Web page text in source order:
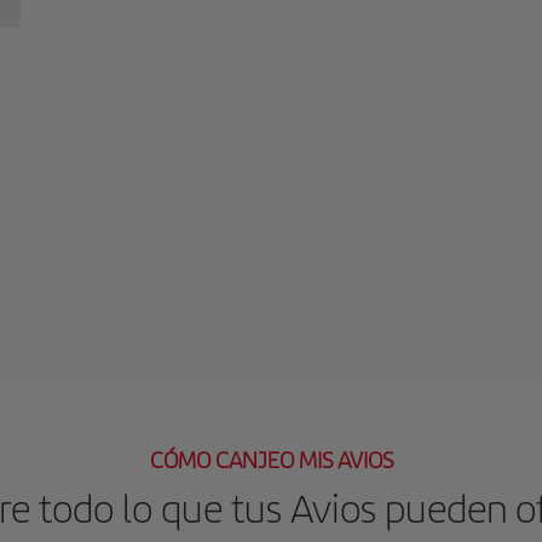
CÓMO CANJEO MIS AVIOS
todo lo que tus Avios pueden